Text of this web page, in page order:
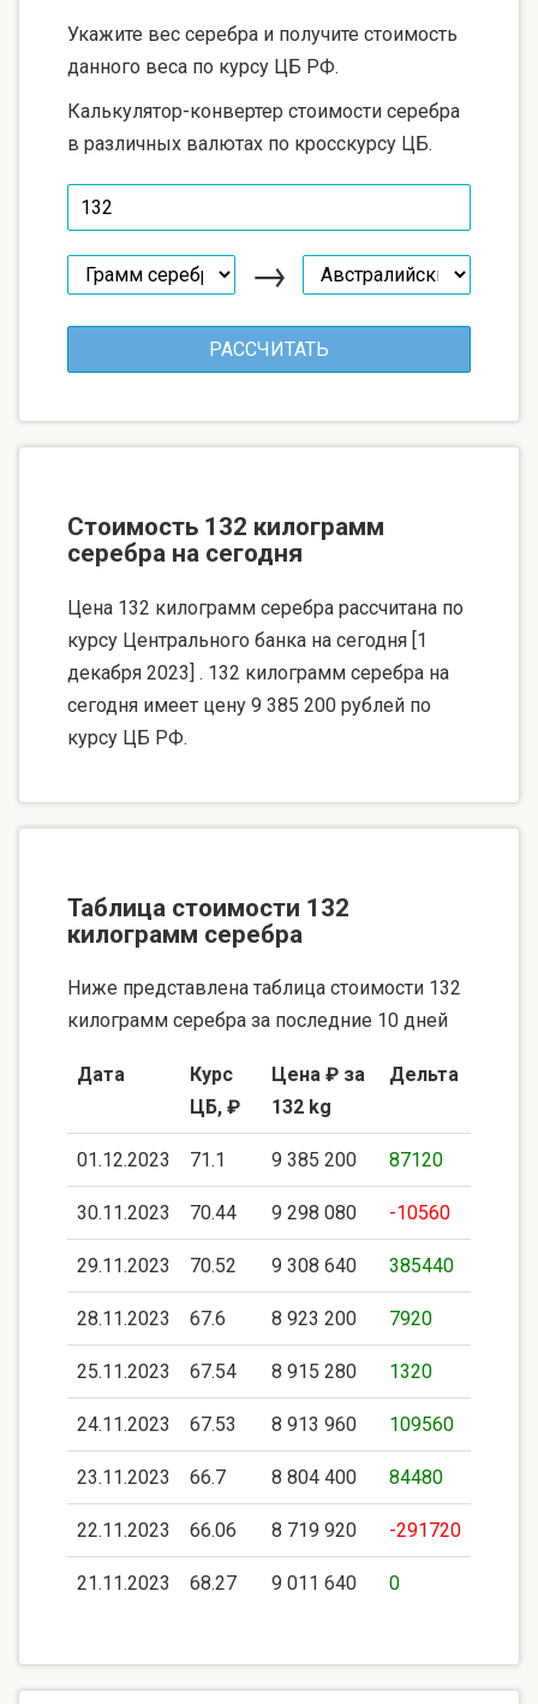
Укажите вес серебра и получите стоимость
данного веса по курсу ЦБ РФ.
Калькулятор-конвертер стоимости серебра
в различных валютах по кросскурсу ЦБ.
→
Стоимость 132 килограмм
серебра на сегодня
Цена 132 килограмм серебра рассчитана по
курсу Центрального банка на сегодня [1
декабря 2023] . 132 килограмм серебра на
сегодня имеет цену 9 385 200 рублей по
курсу ЦБ РФ.
Таблица стоимости 132
килограмм серебра
Ниже представлена таблица стоимости 132
килограмм серебра за последние 10 дней
Дата
Курс
ЦБ, ₽
Цена ₽ за
132 kg
Дельта
01.12.2023 71.1 9 385 200 87120
30.11.2023 70.44 9 298 080 -10560
29.11.2023 70.52 9 308 640 385440
28.11.2023 67.6 8 923 200 7920
25.11.2023 67.54 8 915 280 1320
24.11.2023 67.53 8 913 960 109560
23.11.2023 66.7 8 804 400 84480
22.11.2023 66.06 8 719 920 -291720
21.11.2023 68.27 9 011 640 0